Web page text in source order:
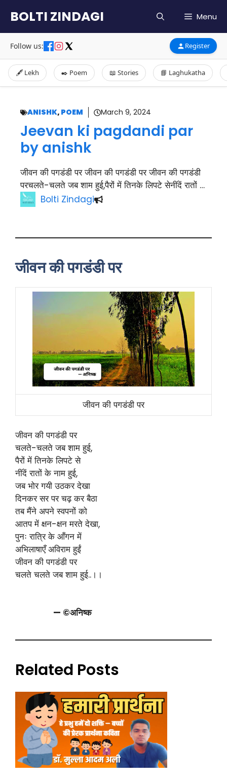
content
BOLTI ZINDAGI Menu
Follow us: Register
🖋️ Lekh ✒️ Poem 📖 Stories 📘 Laghukatha
ANISHK, POEM March 9, 2024
Jeevan ki pagdandi par
by anishk
जीवन की पगडंडी पर जीवन की पगडंडी पर जीवन की पगडंडी
परचलते-चलते जब शाम हुई,पैरों में तिनके लिपटे सेनींदें रातों …
Bolti Zindagi
जीवन की पगडंडी पर
जीवन की पगडंडी पर
जीवन की पगडंडी पर
चलते-चलते जब शाम हुई,
पैरों में तिनके लिपटे से
नींदें रातों के नाम हुई,
जब भोर गयी उठकर देखा
दिनकर सर पर चढ़ कर बैठा
तब मैंने अपने स्वपनों को
आतप में क्षन-क्षन मरते देखा,
पुनः रात्रि के आँगन में
अभिलाषाएँ अविराम हुईं
जीवन की पगडंडी पर
चलते चलते जब शाम हुई..।।
— ©अनिष्क
Related Posts